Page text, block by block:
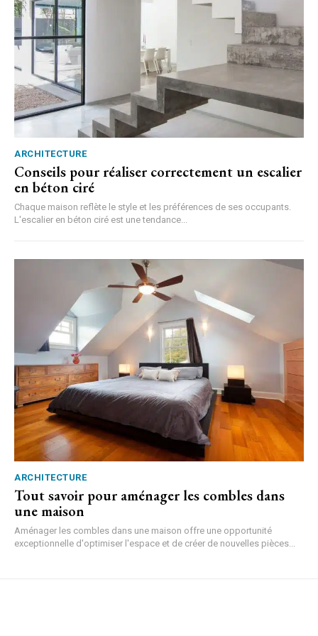
ARCHITECTURE
Conseils pour réaliser correctement un escalier
en béton ciré
Chaque maison reflète le style et les préférences de ses occupants.
L'escalier en béton ciré est une tendance...
ARCHITECTURE
Tout savoir pour aménager les combles dans
une maison
Aménager les combles dans une maison offre une opportunité
exceptionnelle d'optimiser l'espace et de créer de nouvelles pièces...